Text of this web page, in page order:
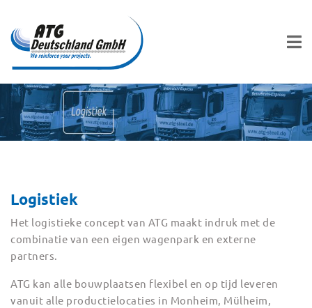
Logistiek
Het logistieke concept van ATG maakt indruk met de
combinatie van een eigen wagenpark en externe
partners.
ATG kan alle bouwplaatsen flexibel en op tijd leveren
vanuit alle productielocaties in Monheim, Mülheim,